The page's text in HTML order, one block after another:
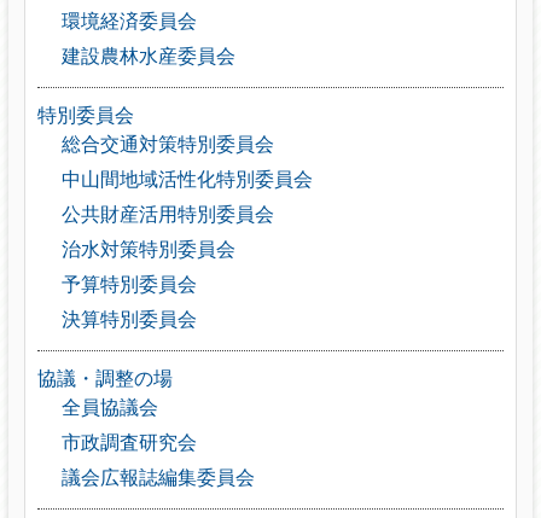
環境経済委員会
建設農林水産委員会
特別委員会
総合交通対策特別委員会
中山間地域活性化特別委員会
公共財産活用特別委員会
治水対策特別委員会
予算特別委員会
決算特別委員会
協議・調整の場
全員協議会
市政調査研究会
議会広報誌編集委員会